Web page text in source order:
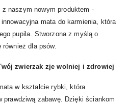
naszym nowym produktem -
mata do karmienia, która
pupila. Stworzona z myślą o
dla psów.
zwierzak zje wolniej i zdrowiej
w kształcie rybki, która
prawdziwą zabawę. Dzięki ściankom